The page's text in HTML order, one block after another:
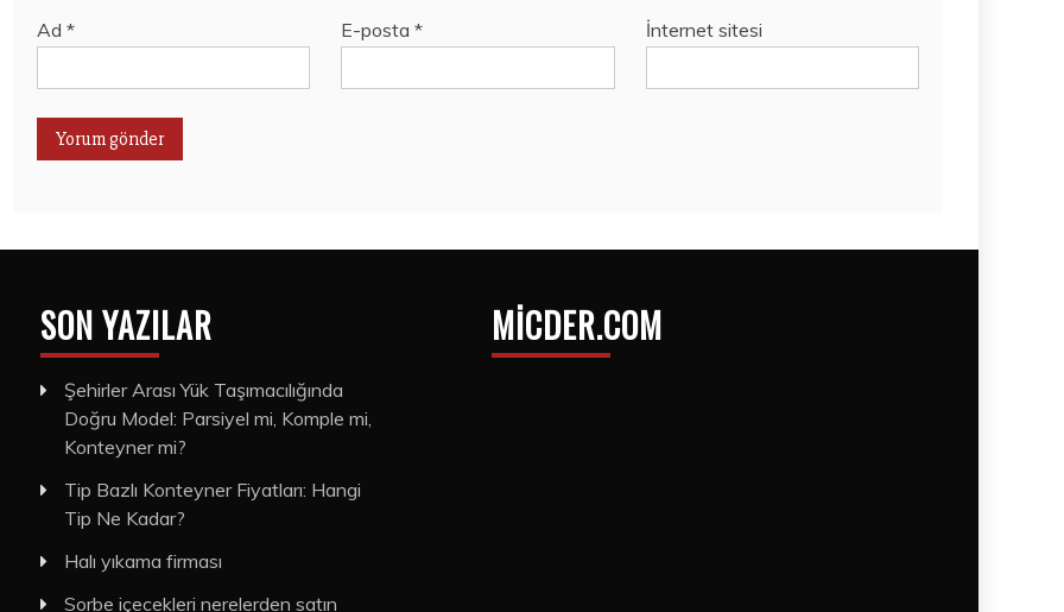
Ad * E-posta* İnternet sitesi
SON YAZILAR
Şehirler Arası Yük Taşımacılığında
Doğru Model: Parsiyel mi, Komple mi,
Konteyner mi?
Tip Bazlı Konteyner Fiyatları: Hangi
Tip Ne Kadar?
Halı yıkama firması
Sorbe içecekleri nerelerden satın
MICDER.COM